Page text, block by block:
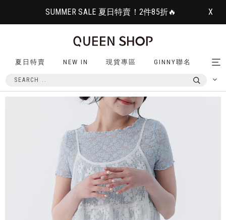
SUMMER SALE 夏日特賣！2件85折🔥 X
夏日特賣 NEW IN 現貨專區 GINNY聯名